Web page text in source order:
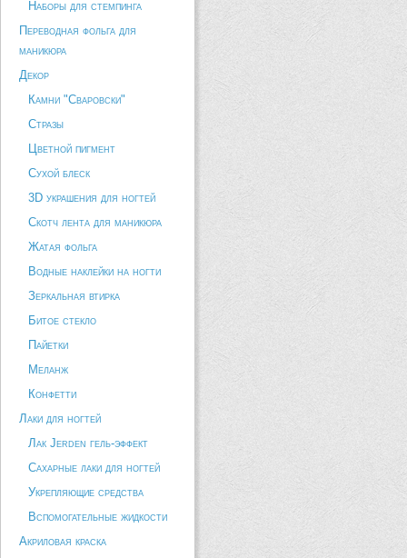
Наборы для стемпинга
Переводная фольга для
маникюра
Декор
Камни "Сваровски"
Стразы
Цветной пигмент
Сухой блеск
3D украшения для ногтей
Скотч лента для маникюра
Жатая фольга
Водные наклейки на ногти
Зеркальная втирка
Битое стекло
Пайетки
Меланж
Конфетти
Лаки для ногтей
Лак Jerden гель-эффект
Сахарные лаки для ногтей
Укрепляющие средства
Вспомогательные жидкости
Акриловая краска